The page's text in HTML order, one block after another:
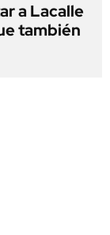
a Lacalle
también